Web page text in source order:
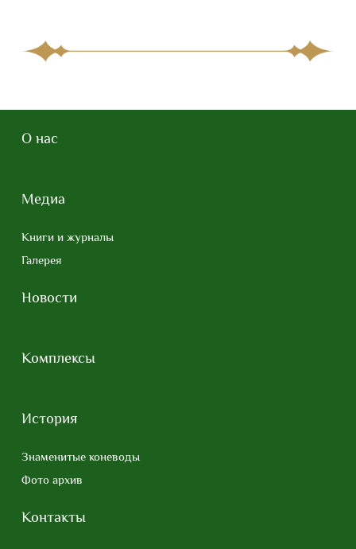
О нас
Медиа
Книги и журналы
Галерея
Новости
Комплексы
История
Знаменитые коневоды
Фото архив
Контакты